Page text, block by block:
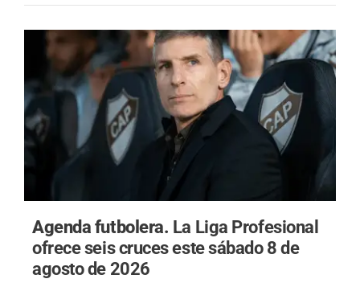
Agenda futbolera. La Liga Profesional
ofrece seis cruces este sábado 8 de
agosto de 2026